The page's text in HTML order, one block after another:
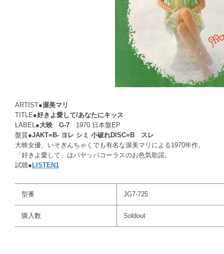
ARTIST●渥美マリ
TITLE●好きよ愛して/あなたにキッス
LABEL●大映 G-7 1970 日本盤EP
盤質●JAKT=B- ヨレ シミ 小破れDISC=B スレ
大映女優、いそぎんちゃくでも有名な渥美マリによる1970年作。
「好きよ愛して」はパヤッパコーラスのお色気歌謡。
試聴● LISTEN1
型番 JG7-725
購入数 Soldout